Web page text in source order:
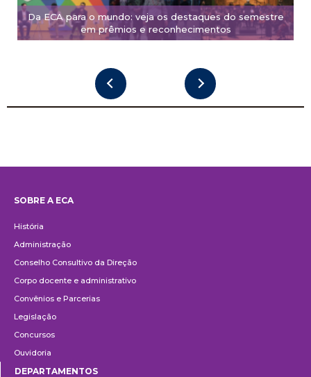
Da ECA para o mundo: veja os destaques do semestre
em prêmios e reconhecimentos
SOBRE A ECA
História
Administração
Conselho Consultivo da Direção
Corpo docente e administrativo
Convênios e Parcerias
Legislação
Concursos
Ouvidoria
DEPARTAMENTOS